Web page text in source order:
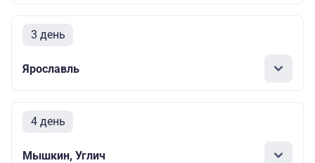
3 день
Ярославль
4 день
Мышкин, Углич